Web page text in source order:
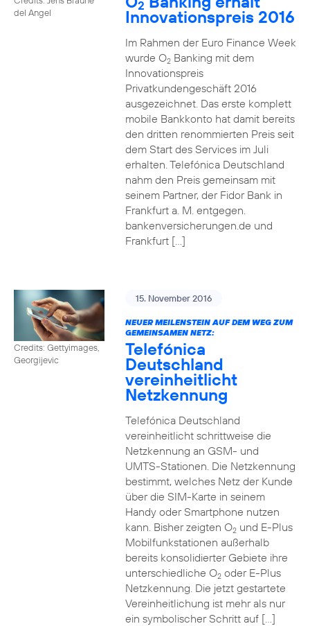
del Angel
2
Innovationspreis 2016
Im Rahmen der Euro Finance Week
wurde O2Banking mit dem
Innovationspreis
Privatkundengeschäft 2016
ausgezeichnet. Das erste komplett
mobile Bankkonto hat damit bereits
den dritten renommierten Preis seit
dem Start des Services im Juli
erhalten. Telefónica Deutschland
nahm den Preis gemeinsam mit
seinem Partner, der Fidor Bank in
Frankfurt a. M. entgegen.
bankenversicherungen.de und
Frankfurt […]
Credits: Gettyimages,
Georgijevic
15. November 2016
NEUER MEILENSTEIN AUF DEM WEG ZUM
GEMEINSAMEN NETZ:
Telefónica
Deutschland
vereinheitlicht
Netzkennung
Telefónica Deutschland
vereinheitlicht schrittweise die
Netzkennung an GSM- und
UMTS-Stationen. Die Netzkennung
bestimmt, welches Netz der Kunde
über die SIM-Karte in seinem
Handy oder Smartphone nutzen
kann. Bisher zeigten O2und E-Plus
Mobilfunkstationen außerhalb
bereits konsolidierter Gebiete ihre
unterschiedliche O2oder E-Plus
Netzkennung. Die jetzt gestartete
Vereinheitlichung ist mehr als nur
ein symbolischer Schritt auf […]